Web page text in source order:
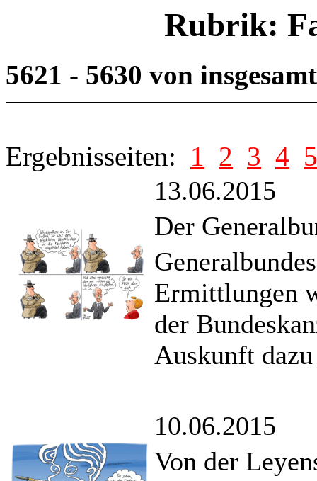
Rubrik:
5621 - 5630 von
Ergebnisseiten: 1 2 3 4 5
13.06.2015
Der
Ermittlungen
der
Auskunft dazu
10.06.2015
Von der